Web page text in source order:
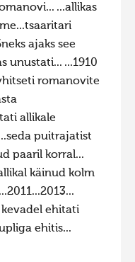
...allikas
ajaks see
unustati... ...1910
romanovite
allikale
puitrajatist
paaril korral...
käinud kolm
kevadel ehitati
ehitis...